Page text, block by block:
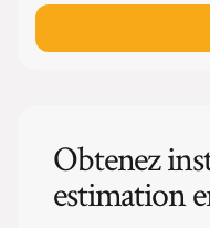
Obtenez
estimation